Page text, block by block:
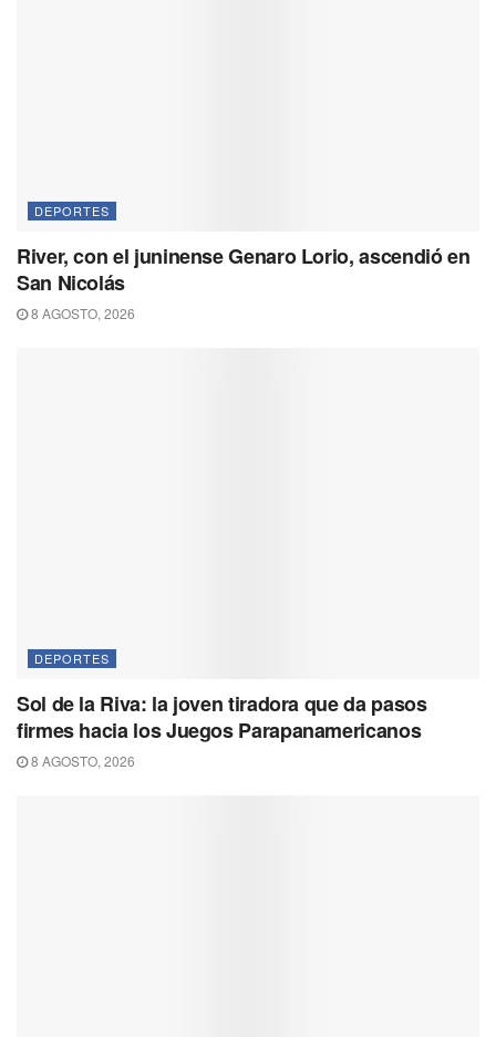
DEPORTES
River, con el juninense Genaro Lorio, ascendió en
San Nicolás
8 AGOSTO, 2026
DEPORTES
Sol de la Riva: la joven tiradora que da pasos
firmes hacia los Juegos Parapanamericanos
8 AGOSTO, 2026